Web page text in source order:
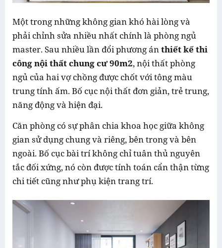
Một trong những không gian khó hài lòng và
phải chỉnh sửa nhiều nhất chính là phòng ngủ
master. Sau nhiều lần đổi phương ánthiết kế thi
công nội thất chung cư 90m2, nội thất phòng
ngủ của hai vợ chồng được chốt với tông màu
trung tính ấm. Bố cục nội thất đơn giản, trẻ trung,
năng động và hiện đại.
Căn phòng có sự phân chia khoa học giữa không
gian sử dụng chung và riêng, bên trong và bên
ngoài. Bố cục bài trí không chỉ tuân thủ nguyên
tắc đối xứng, nó còn được tính toán cẩn thận từng
chi tiết cũng như phụ kiện trang trí.